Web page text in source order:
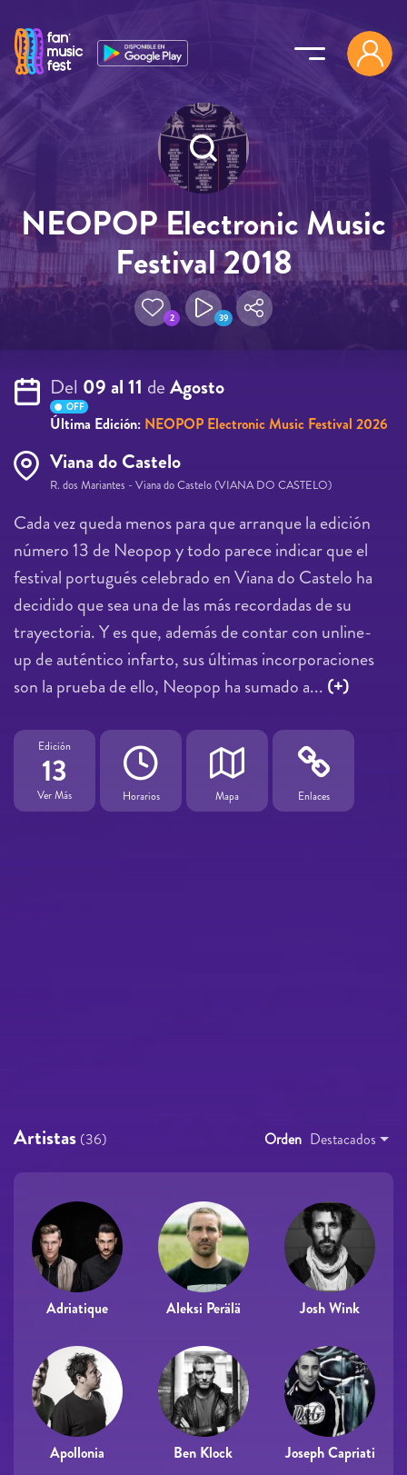
NEOPOP Electronic Music
Festival 2018
2 39
Del 09 al 11 deAgosto
OFF
Última Edición: NEOPOP Electronic Music Festival 2026
Viana do Castelo
R. dos Mariantes - Viana do Castelo (VIANA DO CASTELO)
Cada vez queda menos para que arranque la edición
número 13 de Neopop y todo parece indicar que el
festival portugués celebrado en Viana do Castelo ha
decidido que sea una de las más recordadas de su
trayectoria. Y es que, además de contar con unline-
up de auténtico infarto, sus últimas incorporaciones
son la prueba de ello, Neopop ha sumado a... (+)
Edición
13
Ver Más Horarios Mapa Enlaces
Artistas (36) Orden Destacados
Adriatique Aleksi Perälä Josh Wink
Apollonia Ben Klock Joseph Capriati